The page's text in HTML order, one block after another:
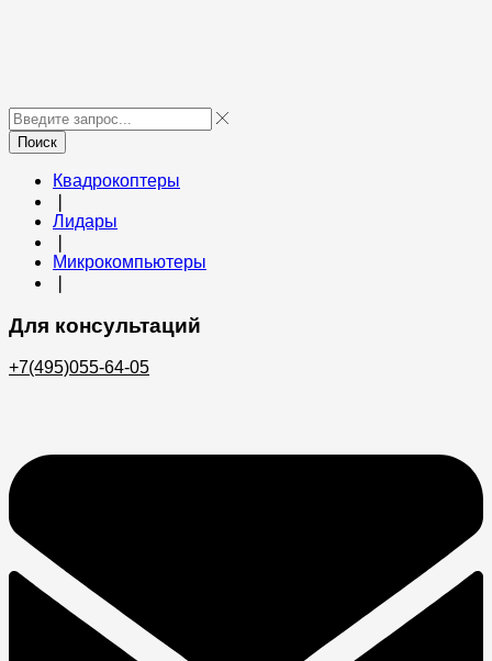
Поиск
Квадрокоптеры
Лидары
Микрокомпьютеры
Для консультаций
+7(495)055-64-05